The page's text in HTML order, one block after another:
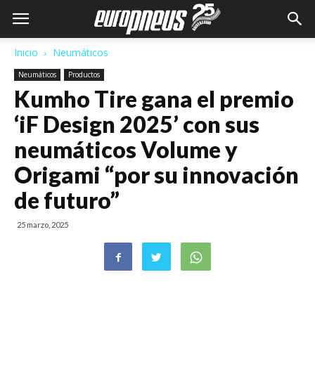
Inicio Neumáticos
Neumáticos Productos
Kumho Tire gana el premio
‘iF Design 2025’ con sus
neumáticos Volume y
Origami “por su innovación
de futuro”
25 marzo, 2025